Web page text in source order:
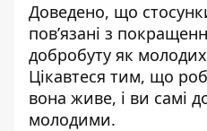
Доведено, що
пов’язані з
добробуту як
Цікавтеся тим, що
вона живе, і ви самі
молодими.